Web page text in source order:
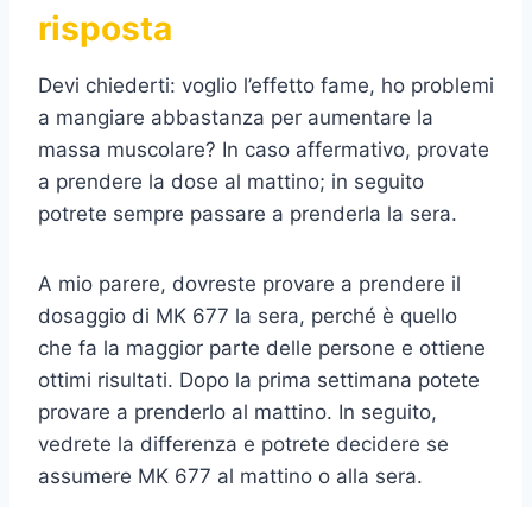
risposta
Devi chiederti: voglio l’effetto fame, ho problemi
a mangiare abbastanza per aumentare la
massa muscolare? In caso affermativo, provate
a prendere la dose al mattino; in seguito
potrete sempre passare a prenderla la sera.
A mio parere, dovreste provare a prendere il
dosaggio di MK 677 la sera, perché è quello
che fa la maggior parte delle persone e ottiene
ottimi risultati. Dopo la prima settimana potete
provare a prenderlo al mattino. In seguito,
vedrete la differenza e potrete decidere se
assumere MK 677 al mattino o alla sera.